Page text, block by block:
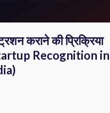
कराने की प्रिक्रिया
Recognition in